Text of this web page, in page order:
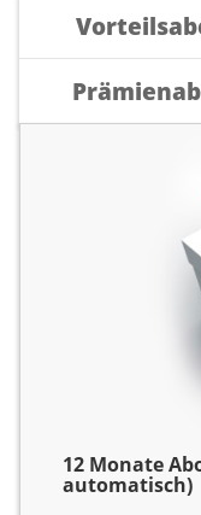
12 Monate
automatisch)